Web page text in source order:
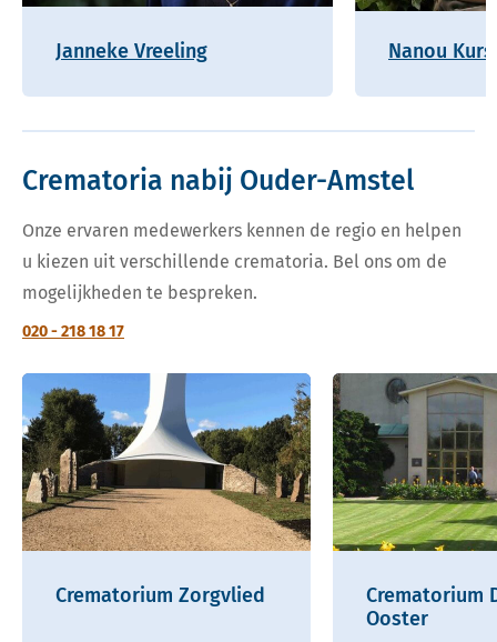
Janneke Vreeling Nanou
Crematoria nabij Ouder-Amstel
Onze ervaren medewerkers kennen de regio en helpen
u kiezen uit verschillende crematoria. Bel ons om de
mogelijkheden te bespreken.
020 - 218 18 17
Crematorium Zorgvlied
Crematorium
Ooster